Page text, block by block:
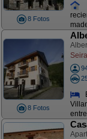
8 Fotos
8 Fotos